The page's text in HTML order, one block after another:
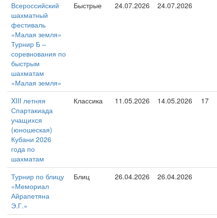
Всероссийский
шахматный
фестиваль
«Малая земля»
Турнир Б –
соревнования по
быстрым
шахматам
«Малая земля»
Быстрые 24.07.2026 24.07.2026
XIII летняя
Спартакиада
учащихся
(юношеская)
Кубани 2026
года по
шахматам
Классика 11.05.2026 14.05.2026 17
Турнир по блицу
«Мемориал
Айрапетяна
Э.Г.»
Блиц 26.04.2026 26.04.2026